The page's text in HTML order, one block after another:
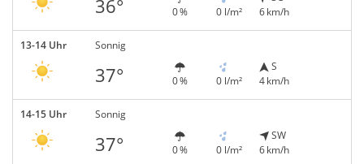
36° 0 % 0 l/m²
6 km/h
13-14 Uhr Sonnig
37° 0 % 0 l/m²
S
4 km/h
14-15 Uhr Sonnig
37° 0 % 0 l/m²
SW
6 km/h